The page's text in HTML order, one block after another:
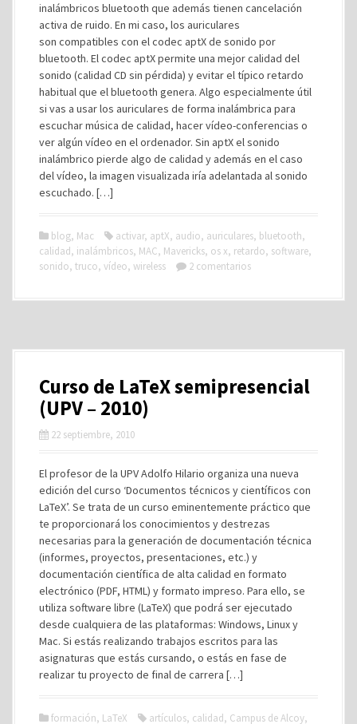
inalámbricos bluetooth que además tienen cancelación
activa de ruido. En mi caso, los auriculares
son compatibles con el codec aptX de sonido por
bluetooth. El codec aptX permite una mejor calidad del
sonido (calidad CD sin pérdida) y evitar el típico retardo
habitual que el bluetooth genera. Algo especialmente útil
si vas a usar los auriculares de forma inalámbrica para
escuchar música de calidad, hacer vídeo-conferencias o
ver algún vídeo en el ordenador. Sin aptX el sonido
inalámbrico pierde algo de calidad y además en el caso
del vídeo, la imagen visualizada iría adelantada al sonido
escuchado. […]
blog, Mac activar, aptX, audio, auriculares, bluetooth,
calidad, inalámbricos, MAC, Mavericks, os x, retardo, software,
sonido, truco, vídeo, wireless 2 comentarios
Curso de LaTeX semipresencial
(UPV – 2010)
22 septiembre, 2010
El profesor de la UPV Adolfo Hilario organiza una nueva
edición del curso ‘Documentos técnicos y científicos con
LaTeX’. Se trata de un curso eminentemente práctico que
te proporcionará los conocimientos y destrezas
necesarias para la generación de documentación técnica
(informes, proyectos, presentaciones, etc.) y
documentación científica de alta calidad en formato
electrónico (PDF, HTML) y formato impreso. Para ello, se
utiliza software libre (LaTeX) que podrá ser ejecutado
desde cualquiera de las plataformas: Windows, Linux y
Mac. Si estás realizando trabajos escritos para las
asignaturas que estás cursando, o estás en fase de
realizar tu proyecto de final de carrera […]
formación, LaTeX artículos, calidad, Campus de Alcoy,